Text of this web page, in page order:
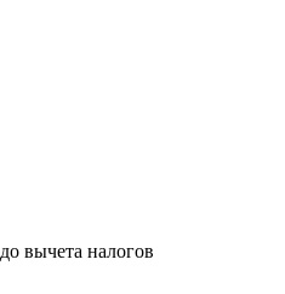
до вычета налогов